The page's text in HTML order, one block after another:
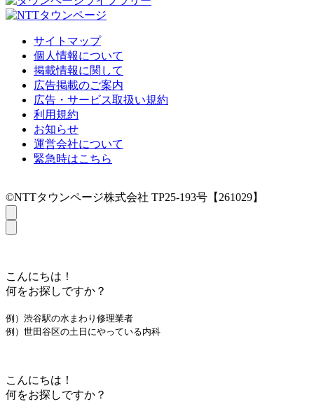
サイトマップ
個人情報について
掲載情報に関して
広告掲載のご案内
広告・サービス取扱い規約
利用規約
お知らせ
運営会社について
緊急時はこちら
©NTTタウンページ株式会社 TP25-193号【261029】
こんにちは！
何をお探しですか？
例）渋谷駅の水まわり修理業者
例）世田谷区の土日にやっている内科
こんにちは！
何をお探しですか？